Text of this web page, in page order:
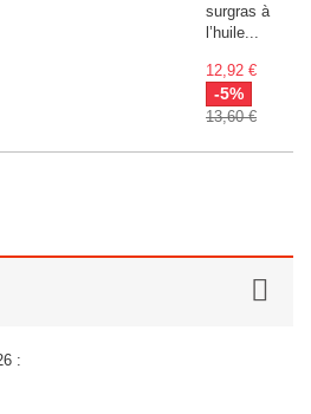
surgras à
l’huile...
12,92 €
-5%
13,60 €
: